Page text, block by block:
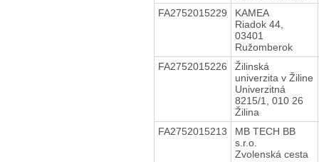
FA2752015229
KAMEA
Riadok 44,
03401
Ružomberok
FA2752015226
Žilinská
univerzita v Žiline
Univerzitná
8215/1, 010 26
Žilina
FA2752015213
MB TECH BB
s.r.o.
Zvolenská cesta